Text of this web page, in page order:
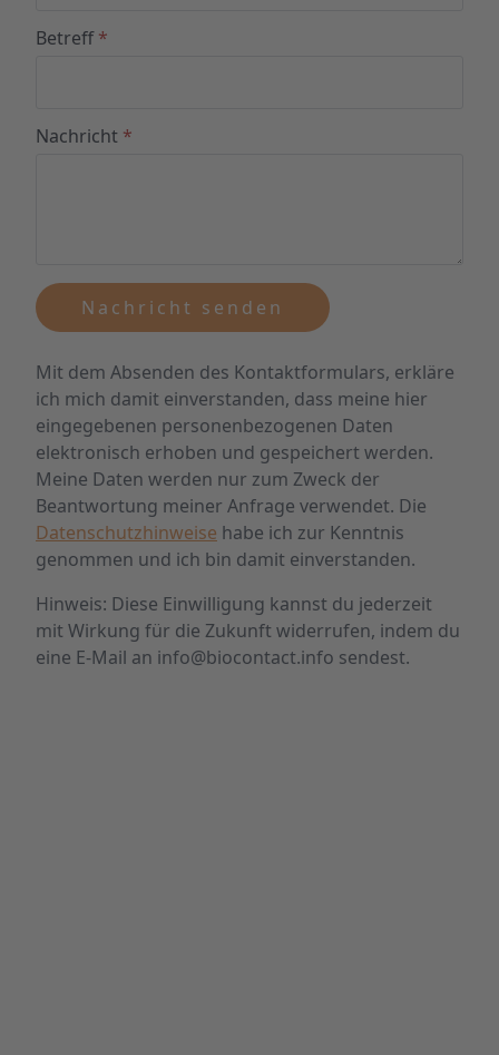
Betreff *
Nachricht *
Nachricht senden
Mit dem Absenden des Kontaktformulars, erkläre
ich mich damit einverstanden, dass meine hier
eingegebenen personenbezogenen Daten
elektronisch erhoben und gespeichert werden.
Meine Daten werden nur zum Zweck der
Beantwortung meiner Anfrage verwendet. Die
Datenschutzhinweise habe ich zur Kenntnis
genommen und ich bin damit einverstanden.
Hinweis: Diese Einwilligung kannst du jederzeit
mit Wirkung für die Zukunft widerrufen, indem du
eine E-Mail an info@biocontact.info sendest.